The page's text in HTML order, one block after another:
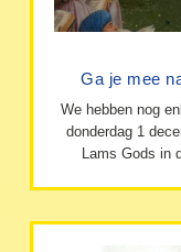
Ga je mee
We hebben nog
donderdag 1
Lams Gods in